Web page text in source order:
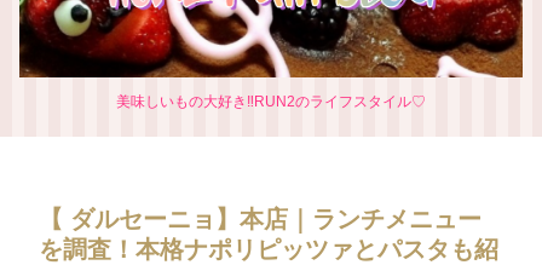
美味しいもの大好き‼RUN2のライフスタイル♡
【 ダルセーニョ】本店｜ランチメニュー
を調査！本格ナポリピッツァとパスタも紹